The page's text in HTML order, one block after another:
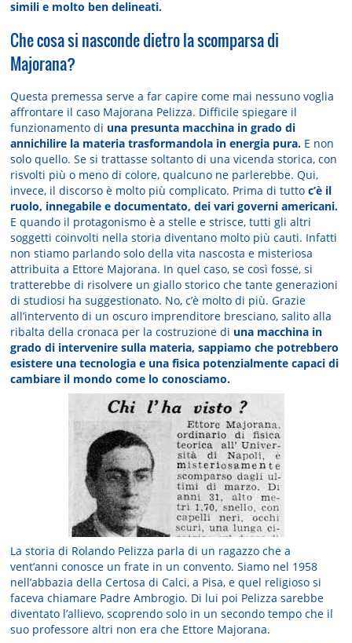
simili e molto ben delineati.
Che cosa si nasconde dietro la scomparsa di
Majorana?
Questa premessa serve a far capire come mai nessuno voglia
affrontare il caso Majorana Pelizza. Difficile spiegare il
funzionamento di una presunta macchina in grado di
annichilire la materia trasformandola in energia pura. E non
solo quello. Se si trattasse soltanto di una vicenda storica, con
risvolti più o meno di colore, qualcuno ne parlerebbe. Qui,
invece, il discorso è molto più complicato. Prima di tuttoc’è il
ruolo, innegabile e documentato, dei vari governi americani.
E quando il protagonismo è a stelle e strisce, tutti gli altri
soggetti coinvolti nella storia diventano molto più cauti. Infatti
non stiamo parlando solo della vita nascosta e misteriosa
attribuita a Ettore Majorana. In quel caso, se così fosse, si
tratterebbe di risolvere un giallo storico che tante generazioni
di studiosi ha suggestionato. No, c’è molto di più. Grazie
all’intervento di un oscuro imprenditore bresciano, salito alla
ribalta della cronaca per la costruzione di una macchina in
grado di intervenire sulla materia, sappiamo che potrebbero
esistere una tecnologia e una fisica potenzialmente capaci di
cambiare il mondo come lo conosciamo.
La storia di Rolando Pelizza parla di un ragazzo che a
vent’anni conosce un frate in un convento. Siamo nel 1958
nell’abbazia della Certosa di Calci, a Pisa, e quel religioso si
faceva chiamare Padre Ambrogio. Di lui poi Pelizza sarebbe
diventato l’allievo, scoprendo solo in un secondo tempo che il
suo professore altri non era che Ettore Majorana.